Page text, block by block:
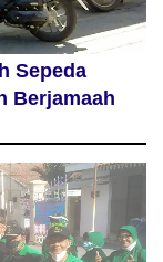
Sepeda
Berjamaah